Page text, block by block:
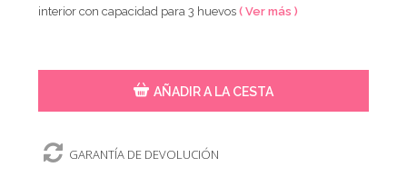
interior con capacidad para 3 huevos( Ver más )
AÑADIR A LA CESTA
GARANTÍA DE DEVOLUCIÓN